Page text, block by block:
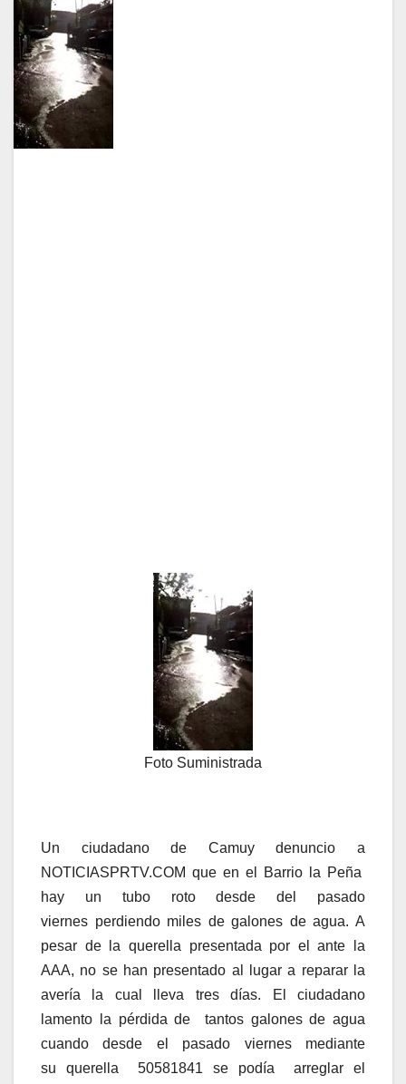
Foto Suministrada
Un ciudadano de Camuy denuncio a
NOTICIASPRTV.COM que en el Barrio la Peña
hay un tubo roto desde del pasado
viernes perdiendo miles de galones de agua. A
pesar de la querella presentada por el ante la
AAA, no se han presentado al lugar a reparar la
avería la cual lleva tres días. El ciudadano
lamento la pérdida de tantos galones de agua
cuando desde el pasado viernes mediante
su querella 50581841 se podía arreglar el